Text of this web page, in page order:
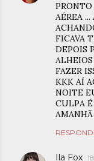
AÉREA
FICAVA
DEPOIS
FAZER
KKK AÍ
NOITE
CULPA
Ila Fox